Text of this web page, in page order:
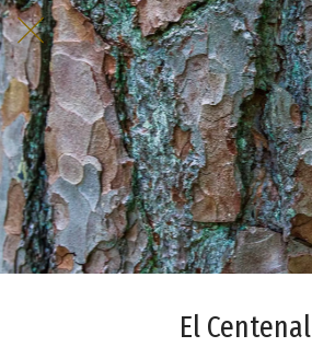
El Centenal